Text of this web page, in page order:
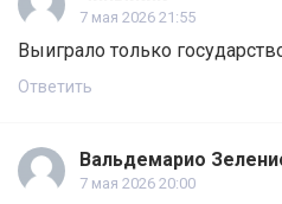
7 мая 2026 21:55
Выиграло только
Ответить
Вальдемарио
7 мая 2026 20:00